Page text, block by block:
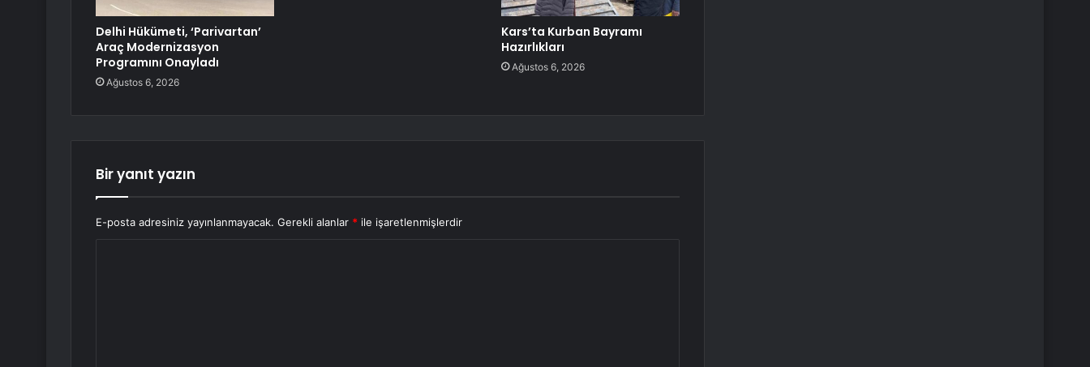
Delhi Hükümeti, ‘Parivartan’
Araç Modernizasyon
Programını Onayladı
Ağustos 6, 2026
Kars’ta Kurban Bayramı
Hazırlıkları
Ağustos 6, 2026
Bir yanıt yazın
E-posta adresiniz yayınlanmayacak. Gerekli alanlar * ile işaretlenmişlerdir